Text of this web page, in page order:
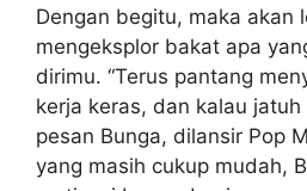
Dengan begitu, maka akan
mengeksplor bakat apa
dirimu. “Terus pantang
kerja keras, dan kalau jatuh
pesan Bunga, dilansir Pop
yang masih cukup mudah,